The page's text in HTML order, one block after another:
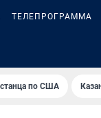
ТЕЛЕПРОГРАММА
по США